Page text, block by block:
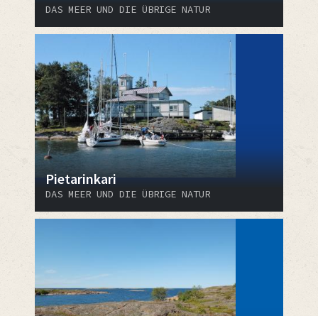
DAS MEER UND DIE ÜBRIGE NATUR
Pietarinkari
DAS MEER UND DIE ÜBRIGE NATUR